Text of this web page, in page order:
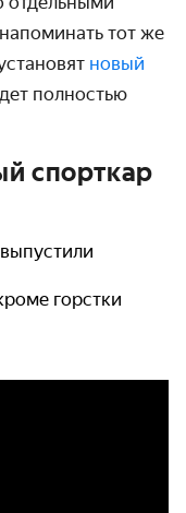
тот же
новый
полностью
спорткар
горстки